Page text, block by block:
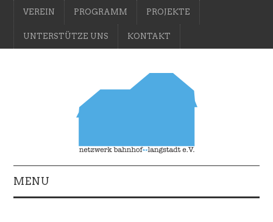
VEREIN PROGRAMM PROJEKTE
UNTERSTÜTZE UNS KONTAKT
MENU